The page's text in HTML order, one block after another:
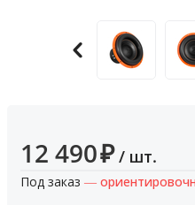
12 490₽ / шт.
Под заказ —